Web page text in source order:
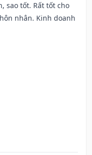
sao tốt. Rất tốt cho
nhân. Kinh doanh